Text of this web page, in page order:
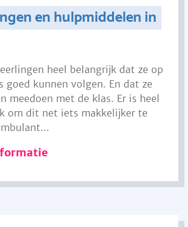
en hulpmiddelen in
heel belangrijk dat ze op
goed kunnen volgen. En dat ze
meedoen met de klas. Er is heel
om dit net iets makkelijker te